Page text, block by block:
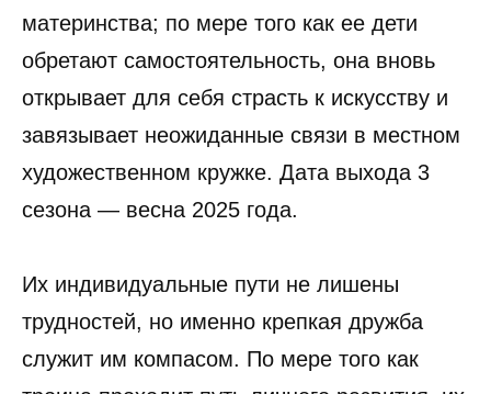
материнства; по мере того как ее дети
обретают самостоятельность, она вновь
открывает для себя страсть к искусству и
завязывает неожиданные связи в местном
художественном кружке. Дата выхода 3
сезона — весна 2025 года.
Их индивидуальные пути не лишены
трудностей, но именно крепкая дружба
служит им компасом. По мере того как